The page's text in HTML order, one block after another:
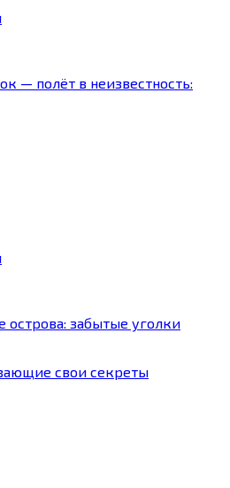
— полёт в неизвестность:
острова: забытые уголки
свои секреты